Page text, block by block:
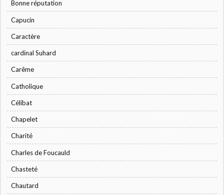
Bonne réputation
Capucin
Caractère
cardinal Suhard
Carême
Catholique
Célibat
Chapelet
Charité
Charles de Foucauld
Chasteté
Chautard